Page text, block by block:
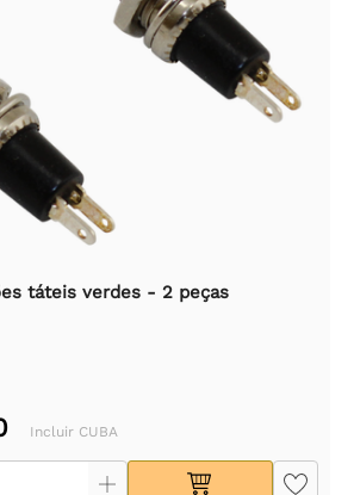
táteis verdes - 2 peças
Incluir CUBA